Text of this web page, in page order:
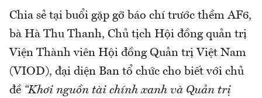
Chia sẻ tại buổi gặp gỡ báo chí trước thềm AF6,
bà Hà Thu Thanh, Chủ tịch Hội đồng quản trị
Viện Thành viên Hội đồng Quản trị Việt Nam
(VIOD), đại diện Ban tổ chức cho biết với chủ
đề “Khơi nguồn tài chính xanh và Quản trị